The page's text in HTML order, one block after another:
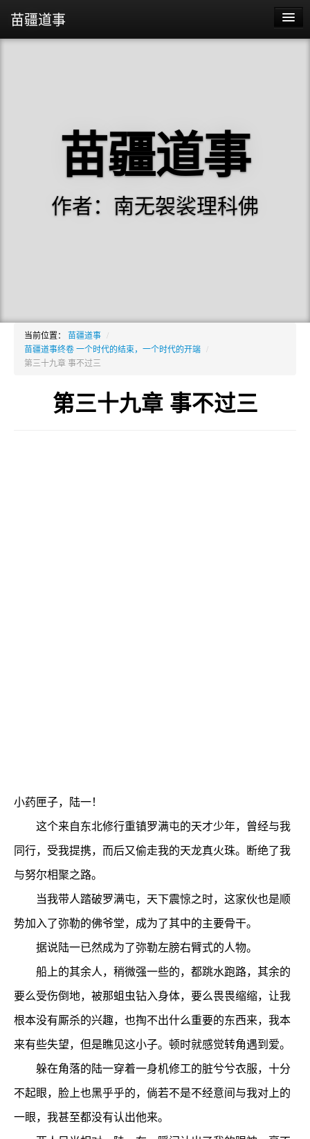
苗疆道事
苗疆道事
作者：南无袈裟理科佛
当前位置： 苗疆道事 /
苗疆道事终卷 一个时代的结束，一个时代的开端 /
第三十九章 事不过三
第三十九章 事不过三
小药匣子，陆一！
这个来自东北修行重镇罗满屯的天才少年，曾经与我
同行，受我提携，而后又偷走我的天龙真火珠。断绝了我
与努尔相聚之路。
当我带人踏破罗满屯，天下震惊之时，这家伙也是顺
势加入了弥勒的佛爷堂，成为了其中的主要骨干。
据说陆一已然成为了弥勒左膀右臂式的人物。
船上的其余人，稍微强一些的，都跳水跑路，其余的
要么受伤倒地，被那蛆虫钻入身体，要么畏畏缩缩，让我
根本没有厮杀的兴趣，也掏不出什么重要的东西来，我本
来有些失望，但是瞧见这小子。顿时就感觉转角遇到爱。
躲在角落的陆一穿着一身机修工的脏兮兮衣服，十分
不起眼，脸上也黑乎乎的，倘若不是不经意间与我对上的
一眼，我甚至都没有认出他来。